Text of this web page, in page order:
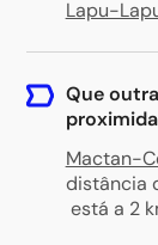
Lapu-
Que
Mactan-
distância
está a 2